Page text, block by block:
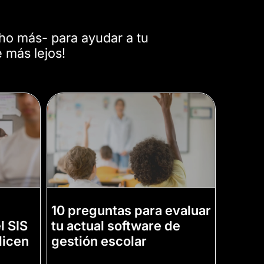
más- para ayudar a tu
más lejos!
SIS
10 preguntas para evaluar
tu actual software de
gestión escolar